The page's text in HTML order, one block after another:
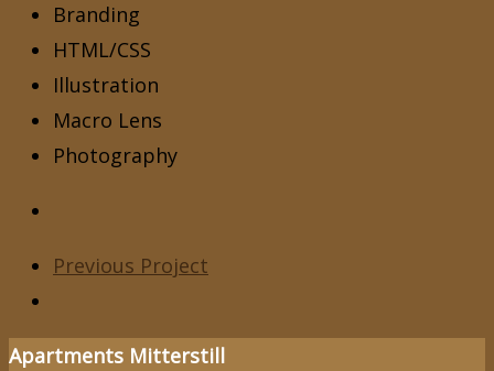
Branding
HTML/CSS
Illustration
Macro Lens
Photography
Previous Project
Apartments Mitterstill